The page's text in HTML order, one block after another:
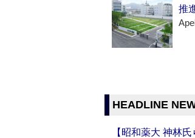
推
HEADLINE
【昭和薬大 神林